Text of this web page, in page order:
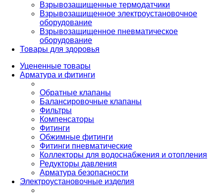
Взрывозащищенные термодатчики
Взрывозащищенное электроустановочное
оборудование
Взрывозащищенное пневматическое
оборудование
Товары для здоровья
Уцененные товары
Арматура и фитинги
Обратные клапаны
Балансировочные клапаны
Фильтры
Компенсаторы
Фитинги
Обжимные фитинги
Фитинги пневматические
Коллекторы для водоснабжения и отопления
Редукторы давления
Арматура безопасности
Электроустановочные изделия